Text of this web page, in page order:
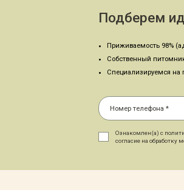
Подберем
Приживаемость 98%
Собственный
Специализируемся на
Ознакомлен(а) с
согласие на обработку